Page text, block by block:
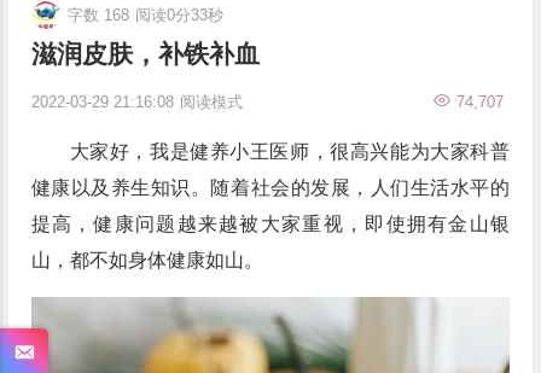
滋润皮肤，补铁补血
2022-03-29 21:16:08 74,707
字数 168 阅读0分33秒
阅读模式
大家好，我是健养小王医师，很高兴能为大家科普
健康以及养生知识。随着社会的发展，人们生活水平的
提高，健康问题越来越被大家重视，即使拥有金山银
山，都不如身体健康如山。